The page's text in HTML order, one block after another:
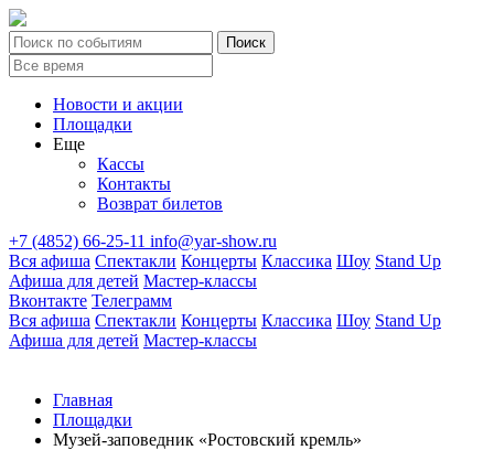
Новости и акции
Площадки
Еще
Кассы
Контакты
Возврат билетов
+7 (4852) 66-25-11 info@yar-show.ru
Вся афиша Спектакли Концерты Классика Шоу Stand Up
Афиша для детей Мастер-классы
Вконтакте Телеграмм
Вся афиша Спектакли Концерты Классика Шоу Stand Up
Афиша для детей Мастер-классы
Главная
Площадки
Музей-заповедник «Ростовский кремль»